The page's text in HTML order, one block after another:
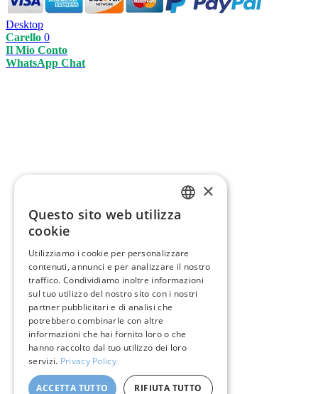
Desktop
Carello 0
Il Mio Conto
WhatsApp Chat
GERMAN
FRENCH
×
Questo sito web utilizza
cookie
Utilizziamo i cookie per personalizzare
contenuti, annunci e per analizzare il nostro
traffico. Condividiamo inoltre informazioni
sul tuo utilizzo del nostro sito con i nostri
partner pubblicitari e di analisi che
potrebbero combinarle con altre
informazioni che hai fornito loro o che
hanno raccolto dal tuo utilizzo dei loro
servizi. Privacy Policy
ACCETTA TUTTO RIFIUTA TUTTO